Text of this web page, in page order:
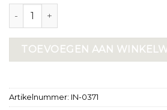
heren vest aantal
TOEVOEGEN AAN
Artikelnummer: IN-0371